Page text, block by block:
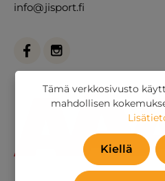
info@jisport.fi
Tämä verkkosivusto
mahdollisen
Kiellä